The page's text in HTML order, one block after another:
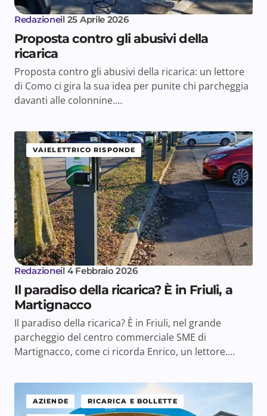
Redazioneil 25 Aprile 2026
Proposta contro gli abusivi della
ricarica
Proposta contro gli abusivi della ricarica: un lettore
di Como ci gira la sua idea per punite chi parcheggia
davanti alle colonnine.…
VAIELETTRICO RISPONDE
Redazioneil 4 Febbraio 2026
Il paradiso della ricarica? È in Friuli, a
Martignacco
Il paradiso della ricarica? È in Friuli, nel grande
parcheggio del centro commerciale SME di
Martignacco, come ci ricorda Enrico, un lettore.…
AZIENDE RICARICA E BOLLETTE